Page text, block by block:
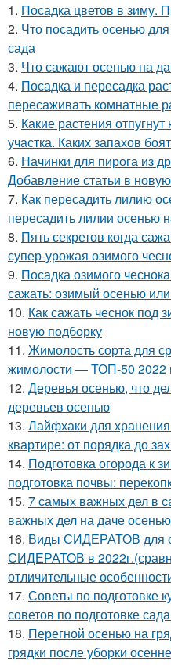
1. Посадка цветов в зиму.
2. Что посадить осенью
сада
3. Что сажают осенью на
4. Посадка и пересадка
пересаживать комнатные
5. Какие растения
участка. Каких запахов
6. Начинки для пирога из
Добавление статьи в
7. Как пересадить лилию
пересадить лилии осенью
8. Пять секретов когда
супер-урожая озимого
9. Посадка озимого
сажать: озимый осенью
10. Как сажать чеснок под
новую подборку
11. Жимолость сорта для
жимолости — ТОП-50 2022
12. Деревья осенью, что
деревьев осенью
13. Лайфхаки для
квартире: от порядка до
14. Подготовка огорода к
подготовка почвы:
15. 7 самых важных дел в
важных дел на даче осенью
16. Виды СИДЕРАТОВ для
СИДЕРАТОВ в
отличительные
17. Советы по подготовке
советов по подготовке
18. Перегной осенью на
грядки после уборки